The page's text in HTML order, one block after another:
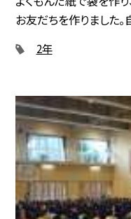
お友だちを作りました。
2年